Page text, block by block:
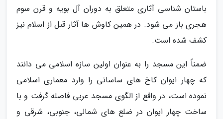
باستان شناسی آثاری متعلق به دوران آل بویه و قرن سوم
هجری باز می شود. در همین کاوش ها آثار قبل از اسلام نیز
کشف شده است.
ضمناً این مسجد را به عنوان اولین سازه اسلامی می دانند
که چهار ایوان کاخ های ساسانی را وارد معماری اسلامی
نموده است، در واقع از الگوی مسجد عربی فاصله گرفت و با
ساخت چهار ایوان در ضلع های شمالی، جنوبی، شرقی و